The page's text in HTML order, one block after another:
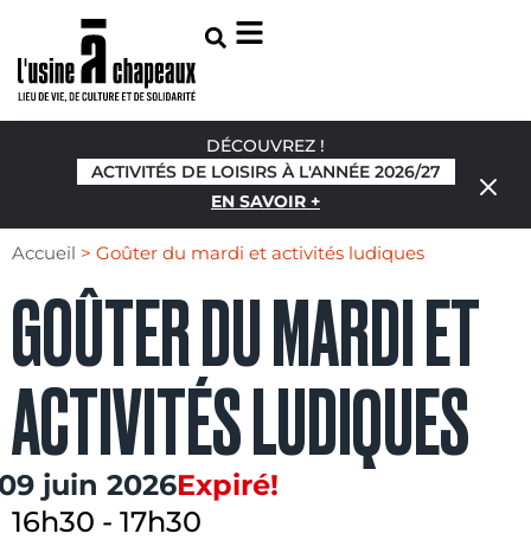
DÉCOUVREZ !
ACTIVITÉS DE LOISIRS À L'ANNÉE 2026/27
EN SAVOIR +
Accueil > Goûter du mardi et activités ludiques
GOÛTER DU MARDI ET
ACTIVITÉS LUDIQUES
juin 2026Expiré!
16h30 - 17h30